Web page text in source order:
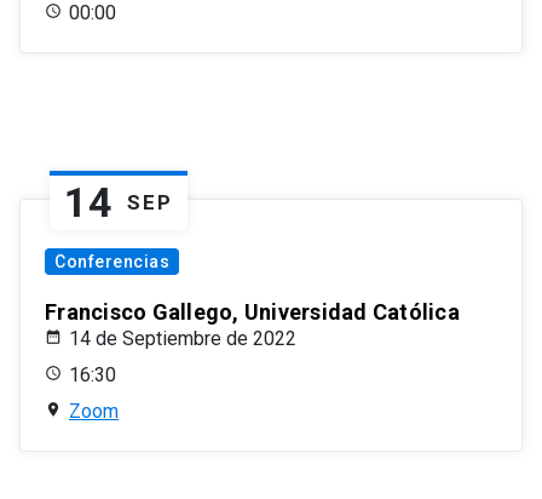
00:00
14 SEP
Conferencias
Francisco Gallego, Universidad Católica
14 de Septiembre de 2022
16:30
Zoom